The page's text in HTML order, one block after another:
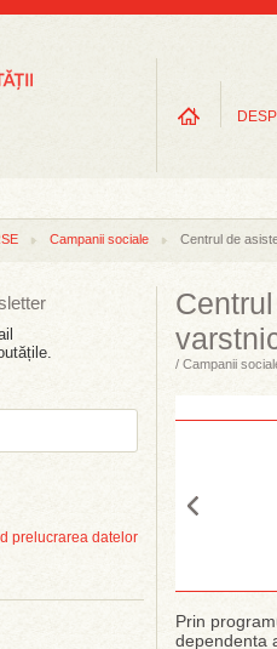
Campanii sociale Centrul de
prelucrarea datelor
/ Campanii
Prin
dependenta